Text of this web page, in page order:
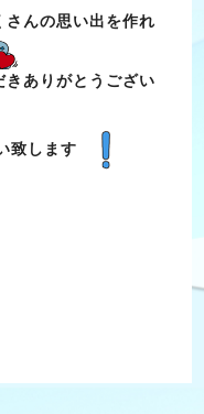
さんの思い出を作れ
きありがとうござい
致します